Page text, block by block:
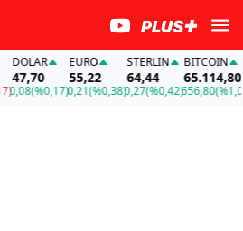
DOLAR
47,70
(%0,17)
EURO
55,22
0,21(%0,38)
STERLIN
64,44
0,27(%0,42)
BITCOIN
65.114,80
656,80(%1,02)